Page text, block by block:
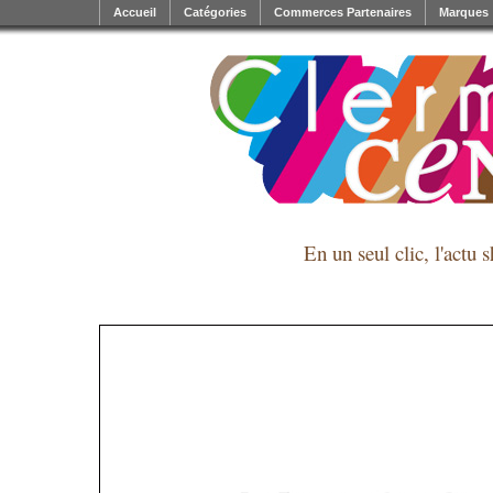
En un seul clic, l'actu
Accueil Catégories Commerces Partenaires Marques